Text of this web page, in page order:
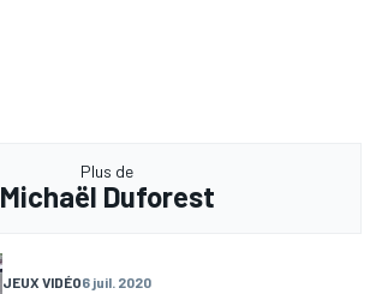
Plus de
Michaël Duforest
JEUX VIDÉO6 juil. 2020